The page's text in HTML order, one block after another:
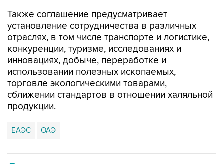
Также соглашение предусматривает
установление сотрудничества в различных
отраслях, в том числе транспорте и логистике,
конкуренции, туризме, исследованиях и
инновациях, добыче, переработке и
использовании полезных ископаемых,
торговле экологическими товарами,
сближении стандартов в отношении халяльной
продукции.
ЕАЭС ОАЭ